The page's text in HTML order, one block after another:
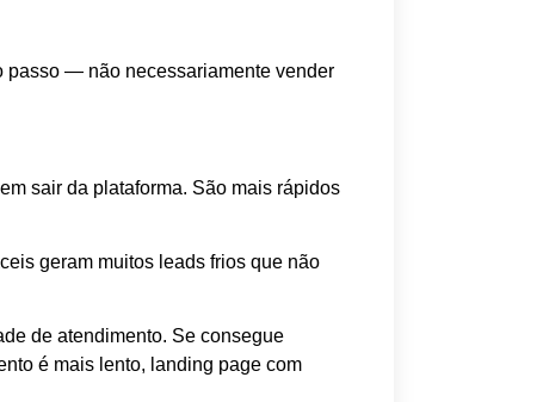
passo — não necessariamente vender
sair da plataforma. São mais rápidos
geram muitos leads frios que não
de atendimento. Se consegue
é mais lento, landing page com